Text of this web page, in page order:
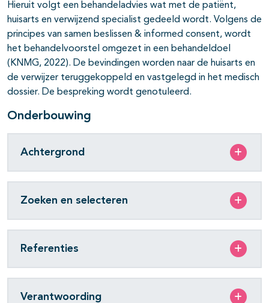
Hieruit volgt een behandeladvies wat met de patiënt,
huisarts en verwijzend specialist gedeeld wordt. Volgens de
principes van samen beslissen & informed consent, wordt
het behandelvoorstel omgezet in een behandeldoel
(KNMG, 2022). De bevindingen worden naar de huisarts en
de verwijzer teruggekoppeld en vastgelegd in het medisch
dossier. De bespreking wordt genotuleerd.
Onderbouwing
Achtergrond
Zoeken en selecteren
Referenties
Verantwoording